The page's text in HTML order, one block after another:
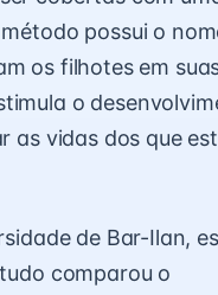
possui o
os filhotes em
o
as vidas dos que
de Bar-Ilan,
comparou o